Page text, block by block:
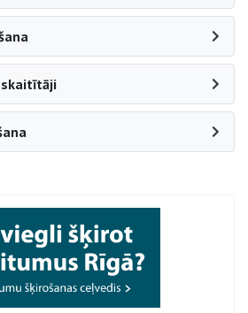
skaitītāji